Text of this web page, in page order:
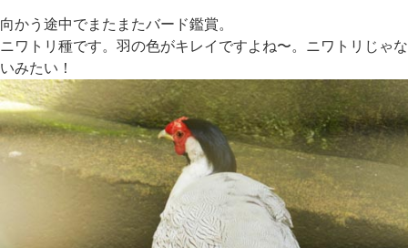
向かう途中でまたまたバード鑑賞。
ニワトリ種です。羽の色がキレイですよね〜。ニワトリじゃな
いみたい！